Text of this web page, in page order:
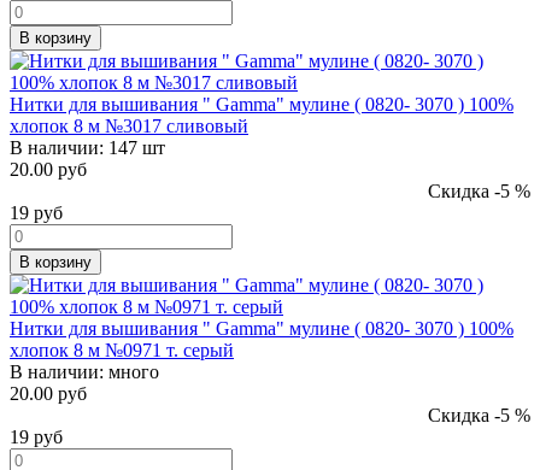
В корзину
Нитки для вышивания " Gamma" мулине ( 0820- 3070 ) 100%
хлопок 8 м №3017 сливовый
В наличии: 147 шт
20.00 руб
Скидка -5 %
19 руб
В корзину
Нитки для вышивания " Gamma" мулине ( 0820- 3070 ) 100%
хлопок 8 м №0971 т. серый
В наличии: много
20.00 руб
Скидка -5 %
19 руб